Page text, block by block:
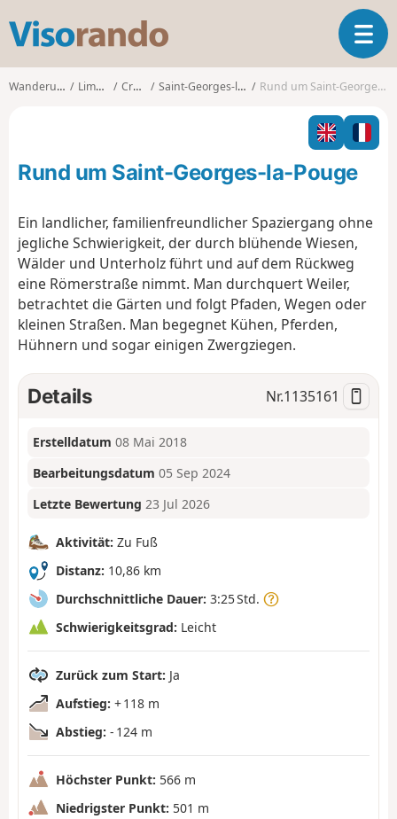
s
o
o
T
o
g
l
n
g
o
Wanderungen Limousin Creuse Saint-Georges-la-Pouge Rund um Saint-Georges-la-Pouge
Rund um Saint-Georges-la-Pouge
Ein landlicher, familienfreundlicher Spaziergang ohne
jegliche Schwierigkeit, der durch blühende Wiesen,
Wälder und Unterholz führt und auf dem Rückweg
eine Römerstraße nimmt. Man durchquert Weiler,
betrachtet die Gärten und folgt Pfaden, Wegen oder
kleinen Straßen. Man begegnet Kühen, Pferden,
Hühnern und sogar einigen Zwergziegen.
Details Nr.1135161
Erstelldatum 08 Mai 2018
Bearbeitungsdatum 05 Sep 2024
Letzte Bewertung 23 Jul 2026
Aktivität: Zu Fuß
Distanz: 10,86 km
Durchschnittliche Dauer: 3:25 Std.
Schwierigkeitsgrad: Leicht
Zurück zum Start: Ja
Aufstieg: + 118 m
Abstieg: - 124 m
Höchster Punkt: 566 m
Niedrigster Punkt: 501 m